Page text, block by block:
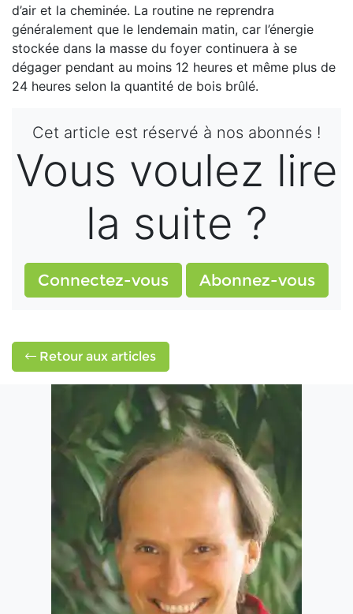
d’air et la cheminée. La routine ne reprendra
généralement que le lendemain matin, car l’énergie
stockée dans la masse du foyer continuera à se
dégager pendant au moins 12 heures et même plus de
24 heures selon la quantité de bois brûlé.
Cet article est réservé à nos abonnés !
Vous voulez lire
la suite ?
Connectez-vous Abonnez-vous
Retour aux articles